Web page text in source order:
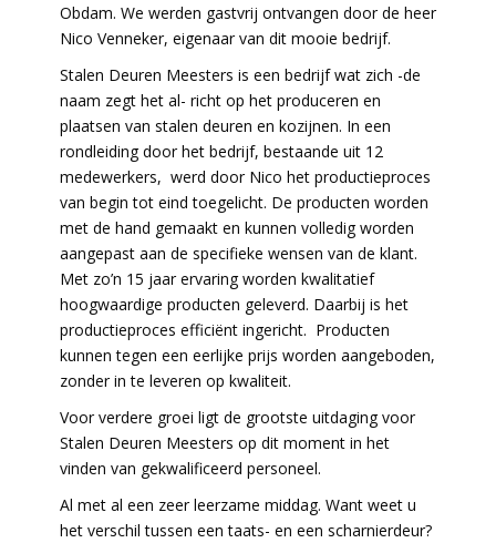
Obdam. We werden gastvrij ontvangen door de heer
Nico Venneker, eigenaar van dit mooie bedrijf.
Stalen Deuren Meesters is een bedrijf wat zich -de
naam zegt het al- richt op het produceren en
plaatsen van stalen deuren en kozijnen. In een
rondleiding door het bedrijf, bestaande uit 12
medewerkers, werd door Nico het productieproces
van begin tot eind toegelicht. De producten worden
met de hand gemaakt en kunnen volledig worden
aangepast aan de specifieke wensen van de klant.
Met zo’n 15 jaar ervaring worden kwalitatief
hoogwaardige producten geleverd. Daarbij is het
productieproces efficiënt ingericht. Producten
kunnen tegen een eerlijke prijs worden aangeboden,
zonder in te leveren op kwaliteit.
Voor verdere groei ligt de grootste uitdaging voor
Stalen Deuren Meesters op dit moment in het
vinden van gekwalificeerd personeel.
Al met al een zeer leerzame middag. Want weet u
het verschil tussen een taats- en een scharnierdeur?